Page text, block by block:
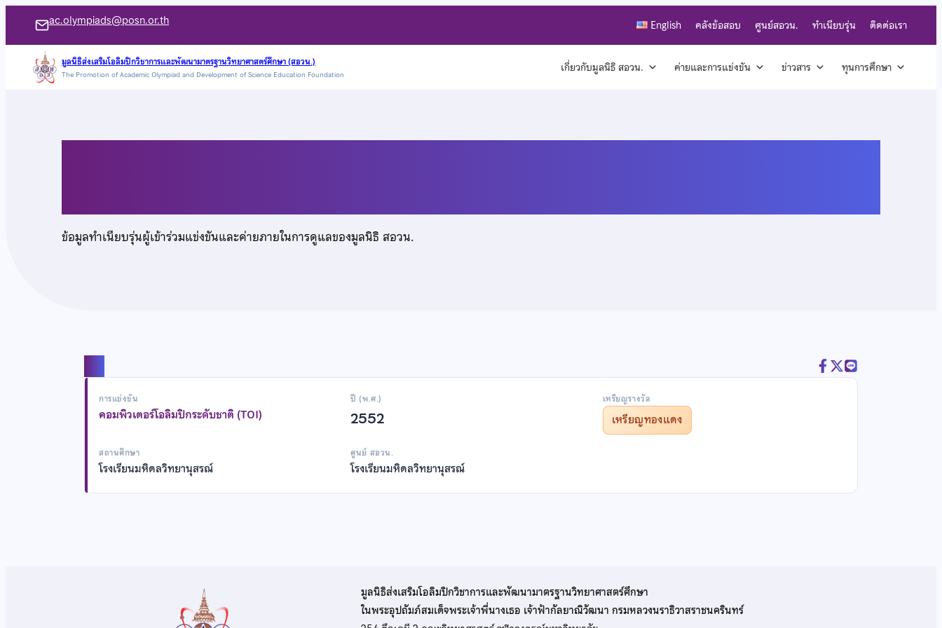
เนื้อหา
ac.olympiads@posn.or.th English คลังข้อสอบ ศูนย์สอวน. ทำเนียบรุ่น ติดต่อเรา
มูลนิธิส่งเสริมโอลิมปิกวิชาการและพัฒนามาตรฐานวิทยาศาสตร์ศึกษา (สอวน.)
The Promotion of Academic Olympiad and Development of Science Education Foundation เกี่ยวกับมูลนิธิ สอวน. ค่ายและการแข่งขัน ข่าวสาร ทุนการศึกษา
ข้อมูลทำเนียบรุ่นผู้เข้าร่วมแข่งขันและค่ายภายในการดูแลของมูลนิธิ สอวน.
การแข่งขัน
คอมพิวเตอร์โอลิมปิกระดับชาติ (TOI)
ปี (พ.ศ.)
2552
เหรียญรางวัล
เหรียญทองแดง
สถานศึกษา
โรงเรียนมหิดลวิทยานุสรณ์
ศูนย์ สอวน.
โรงเรียนมหิดลวิทยานุสรณ์
มูลนิธิส่งเสริมโอลิมปิกวิชาการและพัฒนามาตรฐานวิทยาศาสตร์ศึกษา
ในพระอุปถัมภ์สมเด็จพระเจ้าพี่นางเธอ เจ้าฟ้ากัลยาณิวัฒนา กรมหลวงนราธิวาสราชนครินทร์